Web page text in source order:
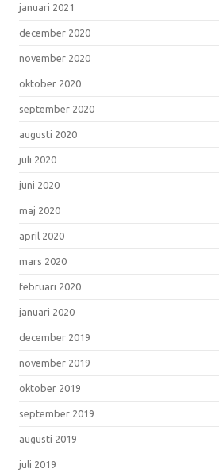
januari 2021
december 2020
november 2020
oktober 2020
september 2020
augusti 2020
juli 2020
juni 2020
maj 2020
april 2020
mars 2020
februari 2020
januari 2020
december 2019
november 2019
oktober 2019
september 2019
augusti 2019
juli 2019